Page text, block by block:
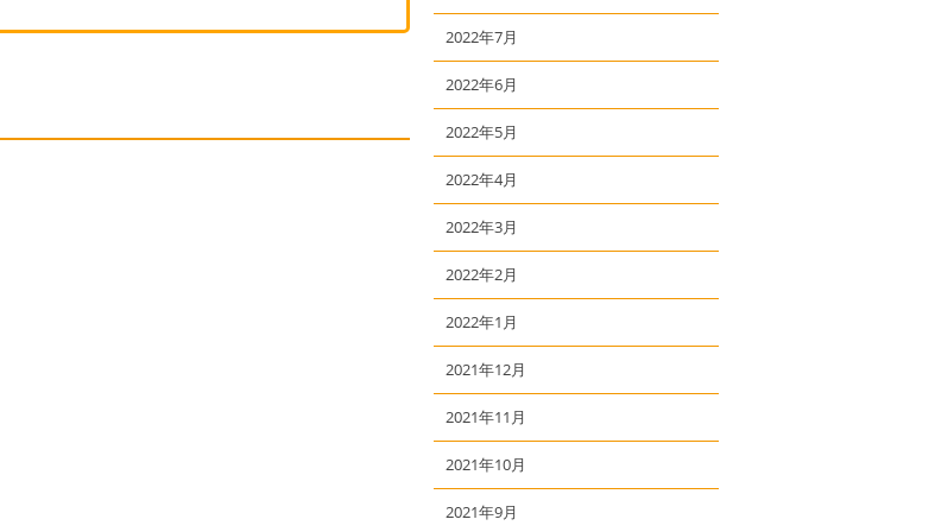
2022年7月
2022年6月
2022年5月
2022年4月
2022年3月
2022年2月
2022年1月
2021年12月
2021年11月
2021年10月
2021年9月